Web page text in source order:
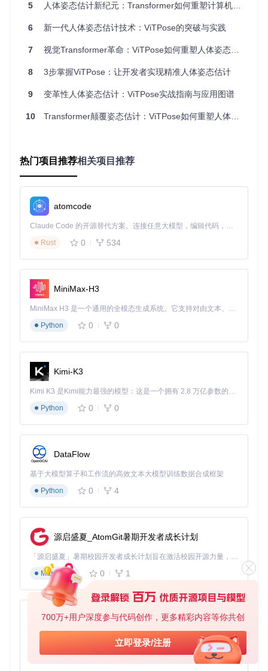
700万+用户深度参与代码创作，更多精彩内容等你共创
立即登录/注册
实践：从零实现ViTPose姿态估计
# 安装核心依赖
常见错误排查：若出现"CUDA out of memory"错误，可添
理：model = VitPoseForKeypointsDetection.from
from transformers
# 加载模型组件
model = VitPoseForKeypointsDetection.from_pretrained(
# 图像预处理（自动完成缩放、归一化）
image = Image.
inputs = image_processor(images=image, return_tensors=
# 推理计算
import
    outputs = model(**inputs)
# 后处理转换为坐标
predicted_keypoints =
    outputs.keypoints,
    inputs[
"original_sizes"],
    inputs[
"resize"][0
3️⃣ 优化技巧
性能优化
理速度（需PyTorch 2.0+）
精度提升：更换"vitpose-large-coco"模型可将关键点平均精
部署优化 ：通过ONNX导出模型可减少40%模型体积，适合
边缘设备部署
价值：四大行业的应用变革
医疗康复领域
在中风患者康复训练中，ViTPose可实时跟踪关节角度变化，
当患者动作偏离标准轨迹15°以上时自动触发警报。某康复中
心实测数据显示，结合ViTPose的辅助训练系统使患者康复周
期缩短23%。
AR试衣应用中，ViTPose能精准捕捉用户体型参数（肩宽、腰
围等误差<2cm），结合虚拟服装模型实现动态贴合效果。相
比传统体感设备，无需额外硬件支持，普通手机即可运行。
5 人体姿态估计新纪元：Transformer如何重塑计算机视觉中的动作捕捉技术
6 新一代人体姿态估计技术：ViTPose的突破与实践
7 视觉Transformer革命：ViTPose如何重塑人体姿态估计技术
8 3步掌握ViTPose：让开发者实现精准人体姿态估计
9 变革性人体姿态估计：ViTPose实战指南与应用图谱
10 Transformer颠覆姿态估计：ViTPose如何重塑人体关键点检测技术
热门项目推荐相关项目推荐
atomcode
Claude Code 的开源替代方案。连接任意大模型，编辑代码，运行命令，自动验证 — 全自动执行。用 Rust 构建，极致性能。 ｜ An open-source alternative to Claude Code. Connect any LLM, edit code, run commands, and verify changes — autonomously. Built in Rust for speed. Get Started
Rust
0 534
MiniMax-H3
MiniMax H3 是一个通用的全模态生成系统。它支持对由文本、图像、视频和音频组成的多模态上下文进行统一理解，并能生成分辨率高达 2K、时长可达 15 秒的带原生立体声音频的视频。得益于面向任务泛化的系统设计，H3 在预训练阶段就已具备广泛的多模态上下文理解与生成能力，能够出色地执行复杂的多模态指令。
Python
0 0
Kimi-K3
Kimi K3 是Kimi能力最强的模型：这是一个拥有 2.8 万亿参数的混合专家（MoE）模型，具备原生视觉理解能力，并支持 100 万 token 的上下文窗口。
Python
0 0
DataFlow
基于大模型算子和工作流的高效文本大模型训练数据合成框架
Python
0 4
源启盛夏_AtomGit暑期开发者成长计划
「源启盛夏」暑期校园开发者成长计划旨在激活校园开源力量，通过积分激励、认证扶持、资源倾斜等形式，引导高校组织和开发者完成「入驻 — 建项目 — 做贡献 — 获认证 — 得资源」的完整闭环。无论你是想带领社团入驻平台的组织者，还是希望用代码贡献证明自己的开发者，都能在这里找到属于你的成长路径。
Markdown
0 1
py-xiaozhi
基于Python的Xiaozhi AI，适用于想要完整Xiaozhi体验而无需拥有专用硬件的用户。
Python
0 1